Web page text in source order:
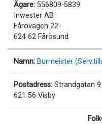
Ägare: 556809-5839
Inwester AB
Fårövägen 22
624 62 Fårösund
Namn: Burmeister
Postadress: Strandgatan 9
621 56 Visby